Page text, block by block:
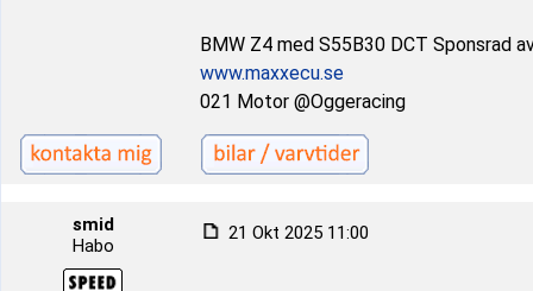
BMW Z4 med S55B30 DCT Sponsrad
www.maxxecu.se
021 Motor @Oggeracing
smid
Habo
21 Okt 2025 11:00